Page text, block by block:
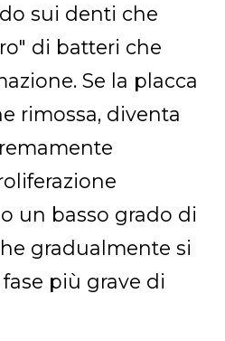
sui denti che
di batteri che
Se la placca
rimossa, diventa
un basso grado di
gradualmente si
più grave di